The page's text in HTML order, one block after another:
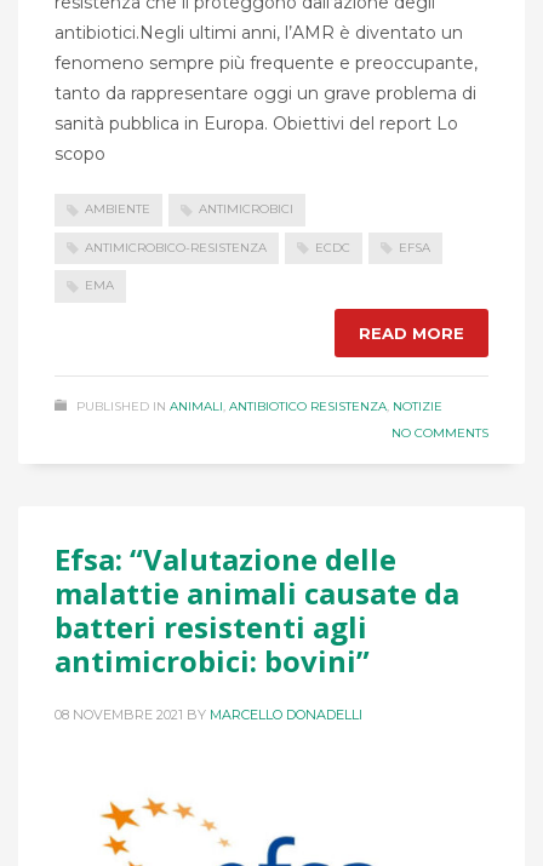
antibiotici.Negli ultimi anni, l’AMR è diventato un
fenomeno sempre più frequente e preoccupante,
tanto da rappresentare oggi un grave problema di
sanità pubblica in Europa. Obiettivi del report Lo
scopo
AMBIENTE ANTIMICROBICI
ANTIMICROBICO-RESISTENZA ECDC EFSA
EMA
READ MORE
PUBLISHED IN ANIMALI, ANTIBIOTICO RESISTENZA, NOTIZIE
NO COMMENTS
Efsa: “Valutazione delle
malattie animali causate da
batteri resistenti agli
antimicrobici: bovini”
08 NOVEMBRE 2021 BY MARCELLO DONADELLI